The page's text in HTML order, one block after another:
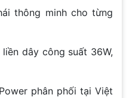
thông minh cho từng
dây công suất 36W,
phân phối tại Việt